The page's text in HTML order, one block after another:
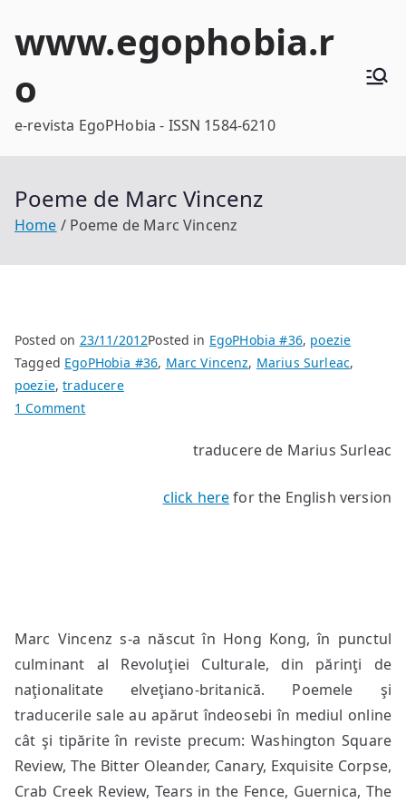
www.egophobia.r
o
e-revista EgoPHobia - ISSN 1584-6210
Poeme de Marc Vincenz
Home Poeme de Marc Vincenz
Posted on 23/11/2012Posted in EgoPHobia #36, poezie
Tagged EgoPHobia #36, Marc Vincenz, Marius Surleac,
poezie,traducere
1 Commenton
traducere de Marius Surleac
click herefor the English version
Marc Vincenz s-a născut în Hong Kong, în punctul
culminant al Revoluţiei Culturale, din părinţi de
naţionalitate elveţiano-britanică. Poemele şi
traducerile sale au apărut îndeosebi în mediul online
cât şi tipărite în reviste precum: Washington Square
Review, The Bitter Oleander, Canary, Exquisite Corpse,
Crab Creek Review, Tears in the Fence, Guernica, The